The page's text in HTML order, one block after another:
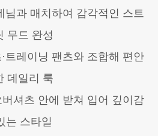
님과 매치하여 감각적인 스트
무드 완성
·트레이닝 팬츠와 조합해 편안
데일리 룩
셔츠 안에 받쳐 입어 깊이감
는 스타일